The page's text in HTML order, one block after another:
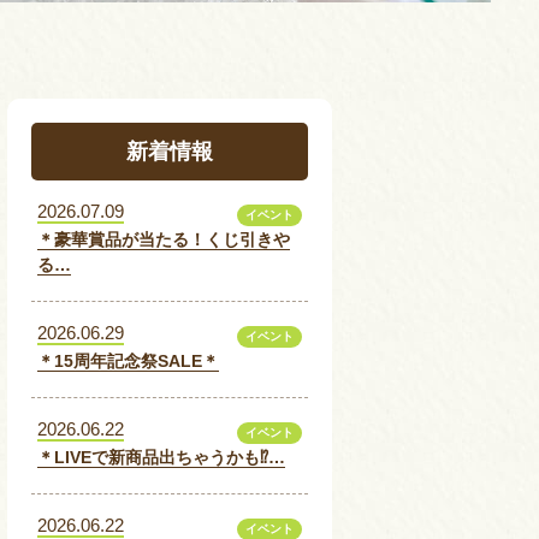
新着情報
2026.07.09 イベント
＊豪華賞品が当たる！くじ引きや
る…
2026.06.29 イベント
＊15周年記念祭SALE＊
2026.06.22 イベント
＊LIVEで新商品出ちゃうかも⁉…
2026.06.22 イベント